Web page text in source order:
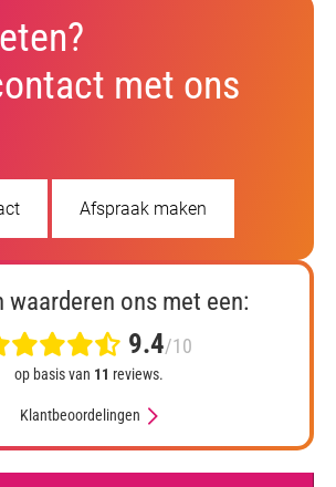
met ons
Afspraak maken
waarderen ons met een:
9.4/10
op basis van 11 reviews.
Klantbeoordelingen